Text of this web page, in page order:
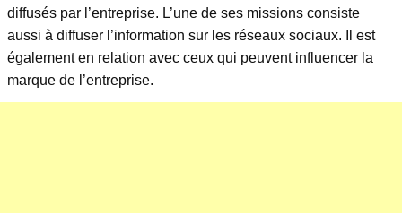
diffusés par l’entreprise. L’une de ses missions consiste
aussi à diffuser l’information sur les réseaux sociaux. Il est
également en relation avec ceux qui peuvent influencer la
marque de l’entreprise.